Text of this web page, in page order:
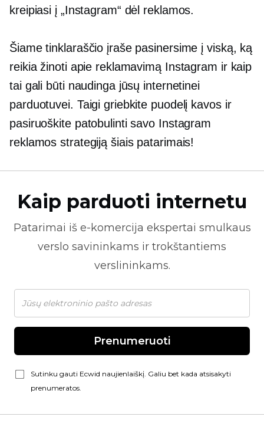
kreipiasi į „Instagram“ dėl reklamos.
Šiame tinklaraščio įraše pasinersime į viską, ką
reikia žinoti apie reklamavimą Instagram ir kaip
tai gali būti naudinga jūsų internetinei
parduotuvei. Taigi griebkite puodelį kavos ir
pasiruoškite patobulinti savo Instagram
reklamos strategiją šiais patarimais!
Kaip parduoti internetu
Patarimai iš e-komercija ekspertai smulkaus
verslo savininkams ir trokštantiems
verslininkams.
Prenumeruoti
Sutinku gauti Ecwid naujienlaiškį. Galiu bet kada atsisakyti
prenumeratos.